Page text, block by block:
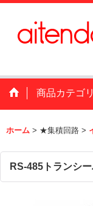
商品カテゴ
ホーム > ★集積回路 >
RS-485トランシ